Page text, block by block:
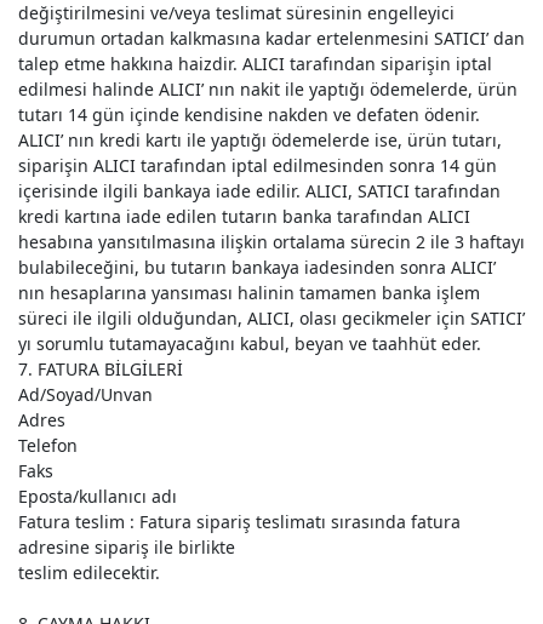
değiştirilmesini ve/veya teslimat süresinin engelleyici
durumun ortadan kalkmasına kadar ertelenmesini SATICI’ dan
talep etme hakkına haizdir. ALICI tarafından siparişin iptal
edilmesi halinde ALICI’ nın nakit ile yaptığı ödemelerde, ürün
tutarı 14 gün içinde kendisine nakden ve defaten ödenir.
ALICI’ nın kredi kartı ile yaptığı ödemelerde ise, ürün tutarı,
siparişin ALICI tarafından iptal edilmesinden sonra 14 gün
içerisinde ilgili bankaya iade edilir. ALICI, SATICI tarafından
kredi kartına iade edilen tutarın banka tarafından ALICI
hesabına yansıtılmasına ilişkin ortalama sürecin 2 ile 3 haftayı
bulabileceğini, bu tutarın bankaya iadesinden sonra ALICI’
nın hesaplarına yansıması halinin tamamen banka işlem
süreci ile ilgili olduğundan, ALICI, olası gecikmeler için SATICI’
yı sorumlu tutamayacağını kabul, beyan ve taahhüt eder.
7. FATURA BİLGİLERİ
Ad/Soyad/Unvan
Adres
Telefon
Faks
Eposta/kullanıcı adı
Fatura teslim : Fatura sipariş teslimatı sırasında fatura
adresine sipariş ile birlikte
teslim edilecektir.